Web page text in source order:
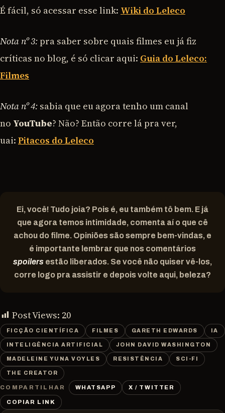
É fácil, só acessar esse link: Wiki do Leleco
Nota nº 3: pra saber sobre quais filmes eu já fiz
críticas no blog, é só clicar aqui: Guia do Leleco:
Filmes
Nota nº 4: sabia que eu agora tenho um canal
no YouTube? Não? Então corre lá pra ver,
uai: Pitacos do Leleco
Ei, você! Tudo joia? Pois é, eu também tô bem. E já
que agora temos intimidade, comenta aí o que cê
achou do filme. Opiniões são sempre bem-vindas, e
é importante lembrar que nos comentários
spoilers estão liberados. Se você não quiser vê-los,
corre logo pra assistir e depois volte aqui, beleza?
Post Views: 20
FICÇÃO CIENTÍFICA FILMES GARETH EDWARDS IA
INTELIGÊNCIA ARTIFICIAL JOHN DAVID WASHINGTON
MADELEINE YUNA VOYLES RESISTÊNCIA SCI-FI
THE CREATOR
COMPARTILHAR WHATSAPP X / TWITTER
COPIAR LINK